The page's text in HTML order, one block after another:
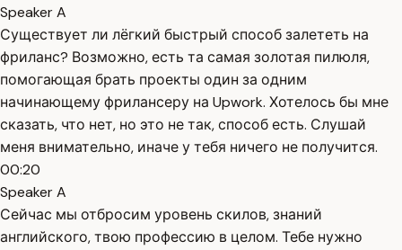
Speaker A
Существует ли лёгкий быстрый способ залететь на
фриланс? Возможно, есть та самая золотая пилюля,
помогающая брать проекты один за одним
начинающему фрилансеру на Upwork. Хотелось бы мне
сказать, что нет, но это не так, способ есть. Слушай
меня внимательно, иначе у тебя ничего не получится.
00:20
Speaker A
Сейчас мы отбросим уровень скилов, знаний
английского, твою профессию в целом. Тебе нужно